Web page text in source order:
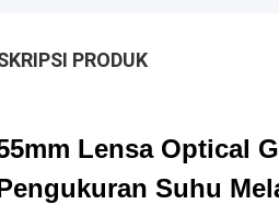
PRODUK
Lensa Optical
Suhu